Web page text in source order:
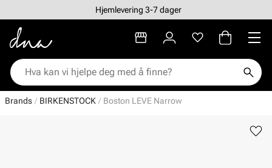
Hjemlevering 3-7 dager
Brands BIRKENSTOCK Boston LEVE Narrow